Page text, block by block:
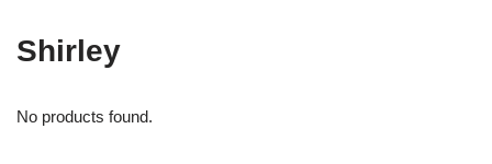
Shirley
No products found.